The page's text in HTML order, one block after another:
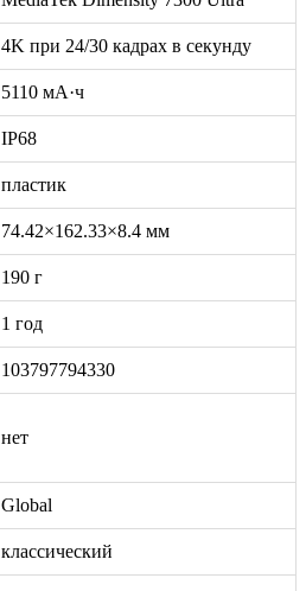
4K при 24/30 кадрах в секунду
5110 мА·ч
IP68
пластик
74.42×162.33×8.4 мм
190 г
1 год
103797794330
нет
Global
классический